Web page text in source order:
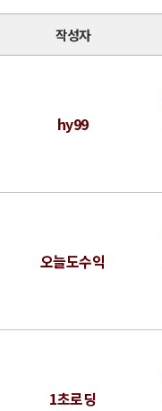
작성자
hy99
오늘도수익
1초로딩